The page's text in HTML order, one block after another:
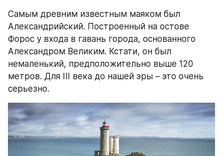
Самым древним известным маяком был
Александрийский. Построенный на остове
Форос у входа в гавань города, основанного
Александром Великим. Кстати, он был
немаленький, предположительно выше 120
метров. Для III века до нашей эры – это очень
серьезно.